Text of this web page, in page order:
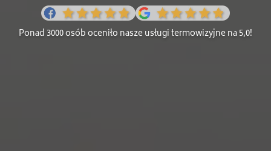
Ponad 3000 osób oceniło nasze usługi termowizyjne na 5,0!